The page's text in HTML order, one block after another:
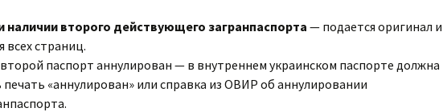
наличии второго действующего загранпаспорта — подается оригинал и
всех страниц.
паспорт аннулирован — в внутреннем украинском паспорте должна
«аннулирован» или справка из ОВИР об аннулировании